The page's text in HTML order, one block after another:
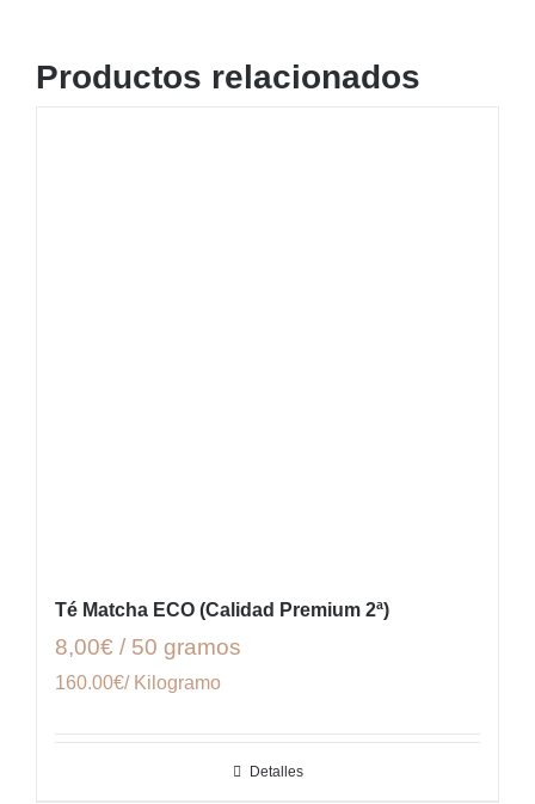
Productos relacionados
Té Matcha ECO (Calidad Premium 2ª)
8,00€ / 50 gramos
160.00€/ Kilogramo
Detalles